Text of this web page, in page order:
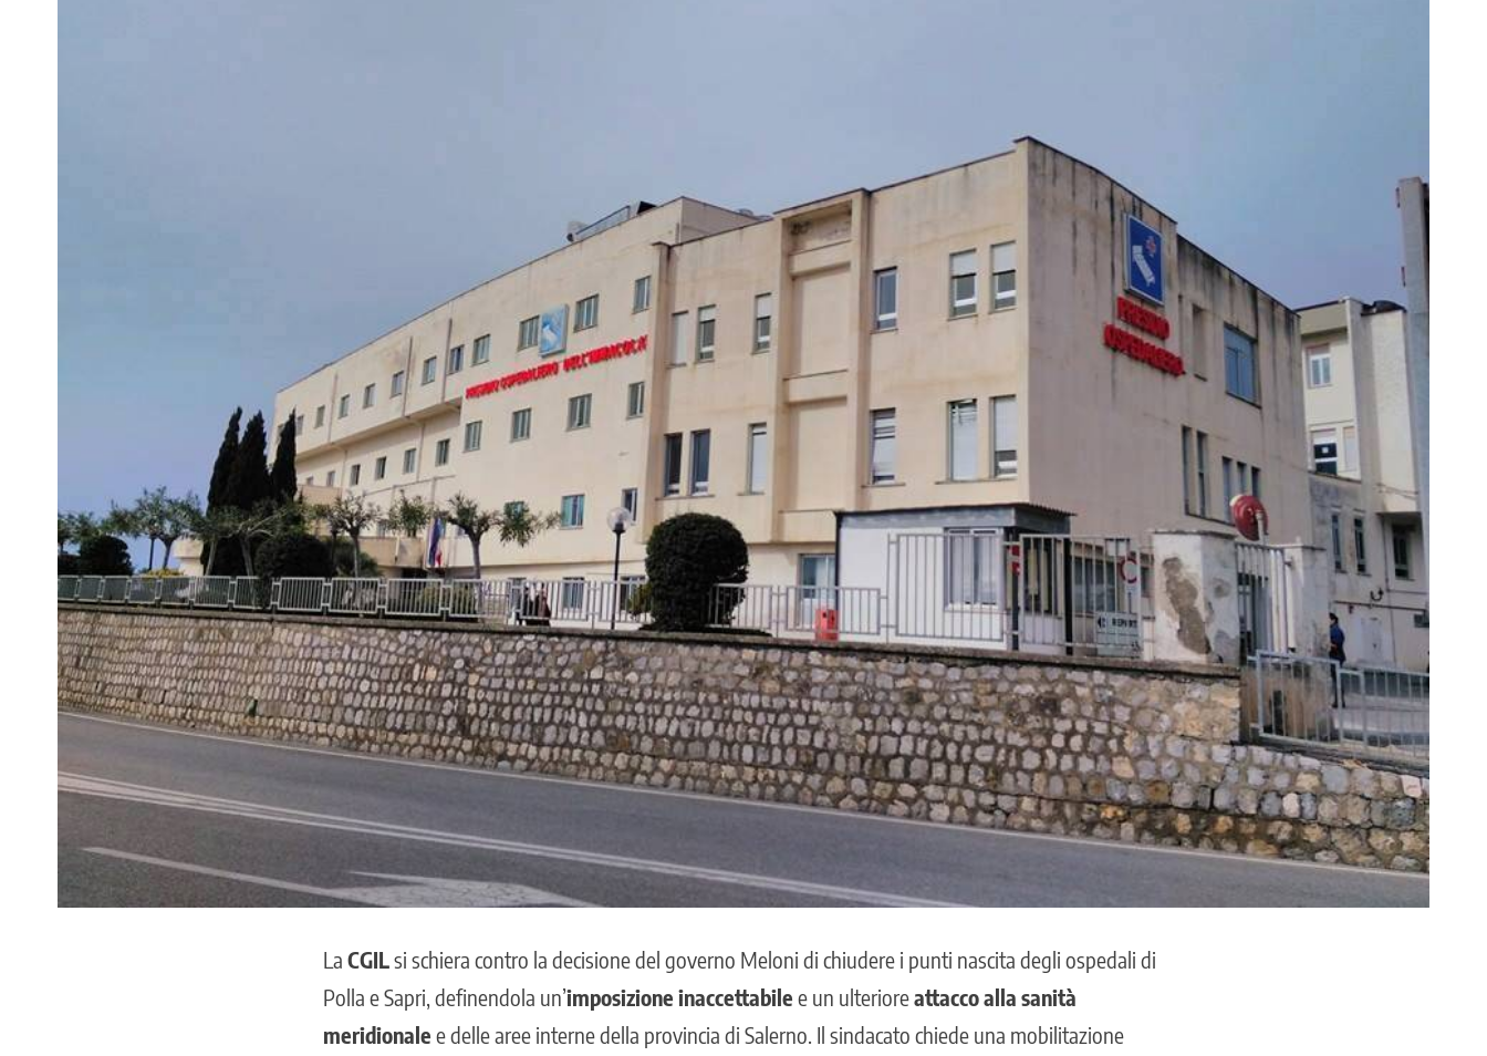
La CGILsi schiera contro la decisione del governo Meloni di chiudere i punti nascita degli ospedali di
Polla e Sapri, definendola un’imposizione inaccettabile e un ulterioreattacco alla sanità
meridionale e delle aree interne della provincia di Salerno. Il sindacato chiede una mobilitazione